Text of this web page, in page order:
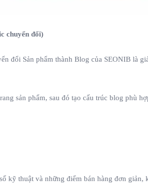
chuyển đổi)
đổi Sản phẩm thành Blog của SEONIB là
sản phẩm, sau đó tạo cấu trúc blog phù
kỹ thuật và những điểm bán hàng đơn